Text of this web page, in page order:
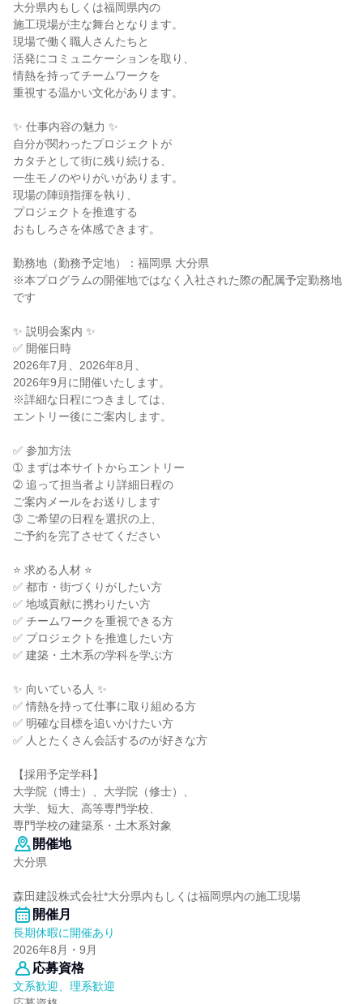
大分県内もしくは福岡県内の
施工現場が主な舞台となります。
現場で働く職人さんたちと
活発にコミュニケーションを取り、
情熱を持ってチームワークを
重視する温かい文化があります。
✨ 仕事内容の魅力 ✨
自分が関わったプロジェクトが
カタチとして街に残り続ける、
一生モノのやりがいがあります。
現場の陣頭指揮を執り、
プロジェクトを推進する
おもしろさを体感できます。
勤務地（勤務予定地）：福岡県 大分県
※本プログラムの開催地ではなく入社された際の配属予定勤務地
です
✨ 説明会案内 ✨
✅ 開催日時
2026年7月、2026年8月、
2026年9月に開催いたします。
※詳細な日程につきましては、
エントリー後にご案内します。
✅ 参加方法
➀ まずは本サイトからエントリー
➁ 追って担当者より詳細日程の
ご案内メールをお送りします
➂ ご希望の日程を選択の上、
ご予約を完了させてください
⭐ 求める人材 ⭐
✅ 都市・街づくりがしたい方
✅ 地域貢献に携わりたい方
✅ チームワークを重視できる方
✅ プロジェクトを推進したい方
✅ 建築・土木系の学科を学ぶ方
✨ 向いている人 ✨
✅ 情熱を持って仕事に取り組める方
✅ 明確な目標を追いかけたい方
✅ 人とたくさん会話するのが好きな方
【採用予定学科】
大学院（博士）、大学院（修士）、
大学、短大、高等専門学校、
専門学校の建築系・土木系対象
開催地
大分県
森田建設株式会社*大分県内もしくは福岡県内の施工現場
開催月
長期休暇に開催あり
2026年8月・9月
応募資格
文系歓迎、理系歓迎